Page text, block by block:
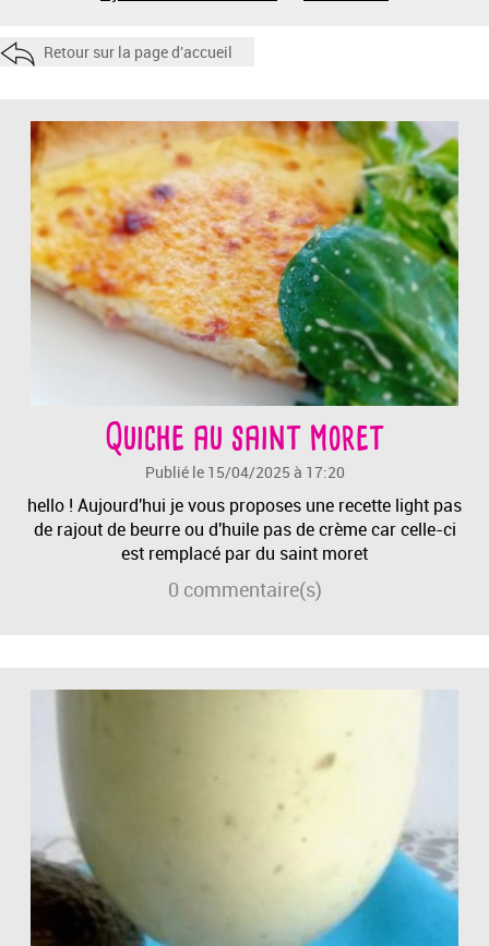
Retour sur la page d'accueil
Quiche au saint moret
Publié le 15/04/2025 à 17:20
hello ! Aujourd'hui je vous proposes une recette light pas
de rajout de beurre ou d'huile pas de crème car celle-ci
est remplacé par du saint moret
0 commentaire(s)